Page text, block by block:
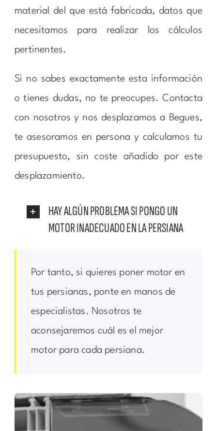
material del que está fabricada, datos que
necesitamos para realizar los cálculos
pertinentes.
Si no sabes exactamente esta información
o tienes dudas, no te preocupes. Contacta
con nosotros y nos desplazamos a Begues,
te asesoramos en persona y calculamos tu
presupuesto, sin coste añadido por este
desplazamiento.
HAY ALGÚN PROBLEMA SI PONGO UN
MOTOR INADECUADO EN LA PERSIANA
Por tanto, si quieres poner motor en
tus persianas, ponte en manos de
especialistas. Nosotros te
aconsejaremos cuál es el mejor
motor para cada persiana.